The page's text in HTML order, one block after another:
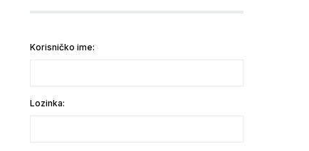
Korisničko ime:
Lozinka: